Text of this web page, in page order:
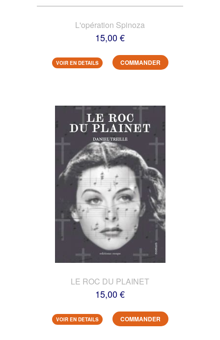
L'opération Spinoza
15,00 €
VOIR EN DETAILS COMMANDER
LE ROC DU PLAINET
15,00 €
VOIR EN DETAILS COMMANDER